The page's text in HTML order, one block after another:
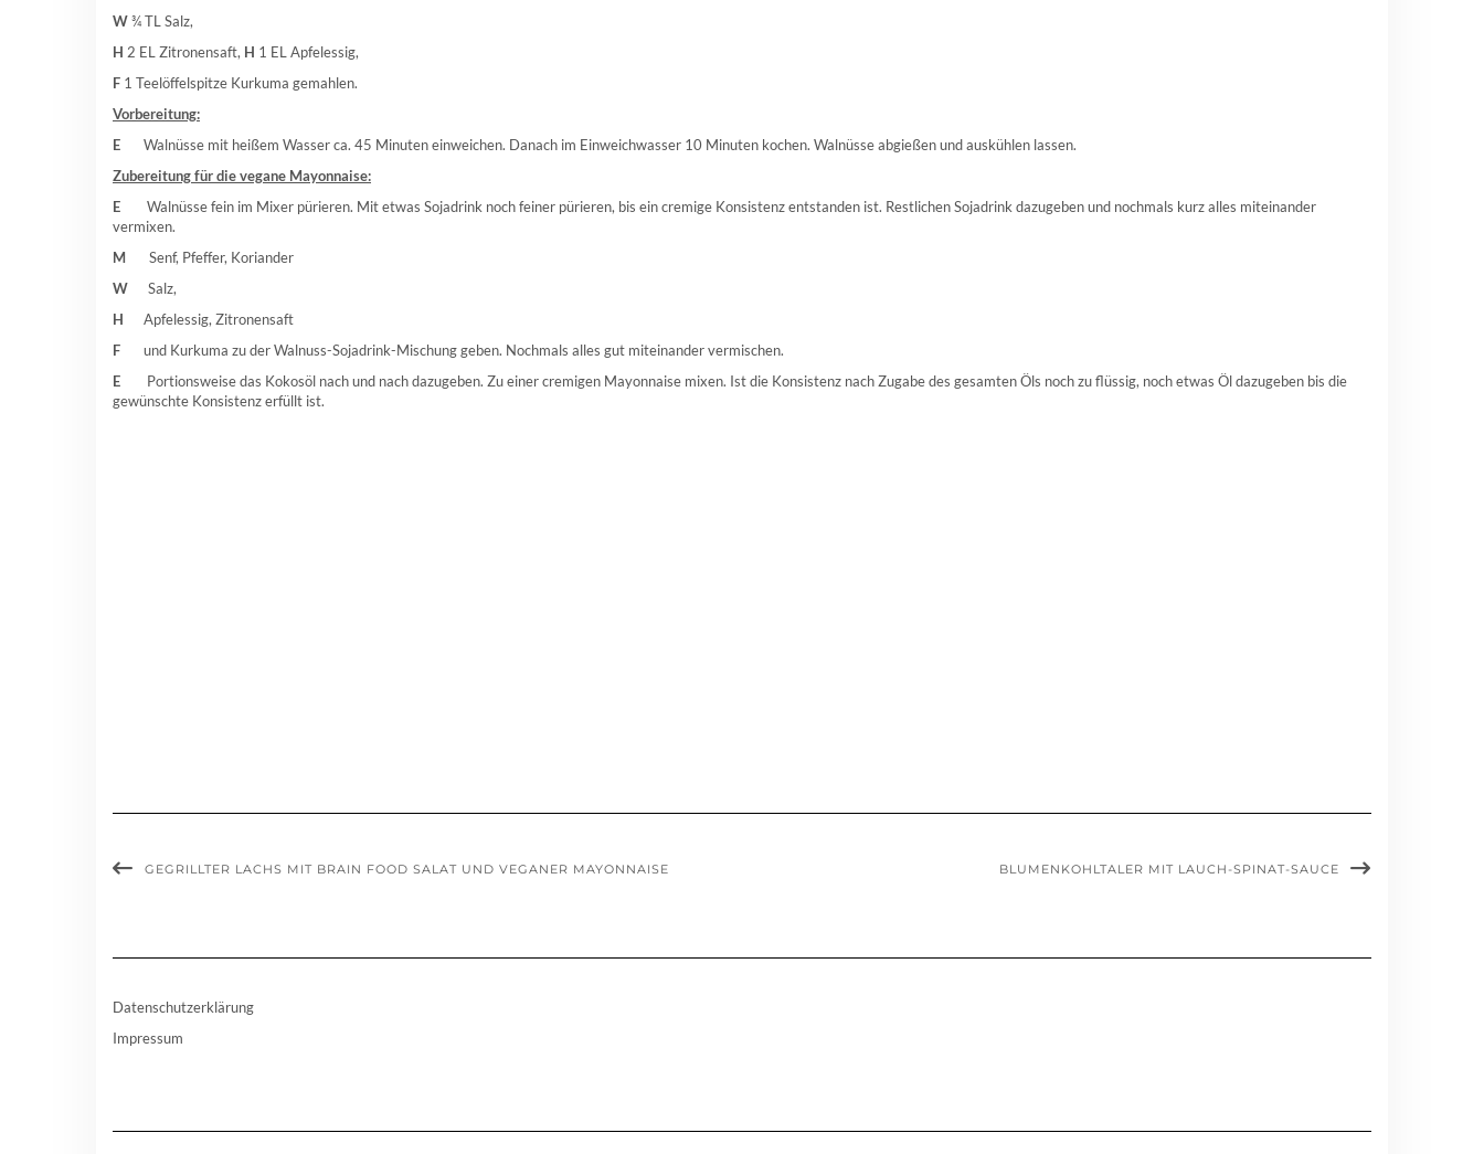
W¾ TL Salz,
H 2 EL Zitronensaft, H 1 EL Apfelessig,
F 1 Teelöffelspitze Kurkuma gemahlen.
Vorbereitung:
E Walnüsse mit heißem Wasser ca. 45 Minuten einweichen. Danach im Einweichwasser 10 Minuten kochen. Walnüsse abgießen und auskühlen lassen.
Zubereitung für die vegane Mayonnaise:
E Walnüsse fein im Mixer pürieren. Mit etwas Sojadrink noch feiner pürieren, bis ein cremige Konsistenz entstanden ist. Restlichen Sojadrink dazugeben und nochmals kurz alles miteinander
vermixen.
M
Senf, Pfeffer, Koriander
W Salz,
H Apfelessig, Zitronensaft
F und Kurkuma zu der Walnuss-Sojadrink-Mischung geben. Nochmals alles gut miteinander vermischen.
E Portionsweise das Kokosöl nach und nach dazugeben. Zu einer cremigen Mayonnaise mixen. Ist die Konsistenz nach Zugabe des gesamten Öls noch zu flüssig, noch etwas Öl dazugeben bis die
gewünschte Konsistenz erfüllt ist.
GEGRILLTER LACHS MIT BRAIN FOOD SALAT UND VEGANER MAYONNAISE BLUMENKOHLTALER MIT LAUCH-SPINAT-SAUCE
Datenschutzerklärung
Impressum